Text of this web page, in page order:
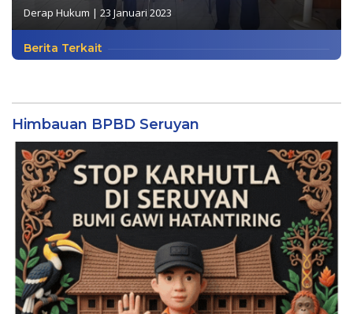
Derap Hukum | 23 Januari 2023
Berita Terkait
Himbauan BPBD Seruyan